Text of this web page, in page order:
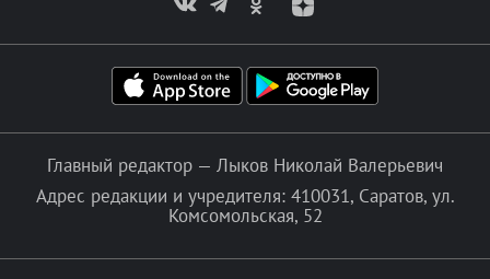
Главный редактор — Лыков Николай Валерьевич
Адрес редакции и учредителя: 410031, Саратов, ул.
Комсомольская, 52